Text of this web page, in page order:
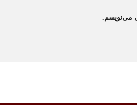
می‌نویسم.